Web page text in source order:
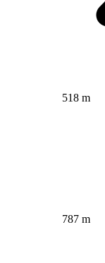
518 m
787 m